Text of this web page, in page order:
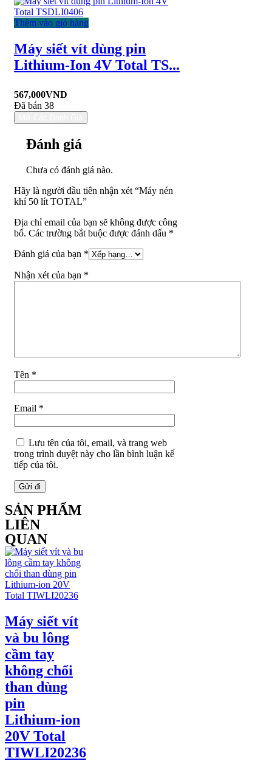
Thêm vào giỏ hàng
Máy siết vít dùng pin
Lithium-Ion 4V Total TS...
567,000VND
Đã bán 38
Đánh giá
Chưa có đánh giá nào.
Hãy là người đầu tiên nhận xét “Máy nén
khí 50 lít TOTAL”
Địa chỉ email của bạn sẽ không được công
bố. Các trường bắt buộc được đánh dấu *
Đánh giá của bạn *
Nhận xét của bạn *
Tên *
Email *
Lưu tên của tôi, email, và trang web
trong trình duyệt này cho lần bình luận kế
tiếp của tôi.
SẢN PHẨM
LIÊN
QUAN
Máy siết vít
và bu lông
cầm tay
không chổi
than dùng
pin
Lithium-ion
20V Total
TIWLI20236